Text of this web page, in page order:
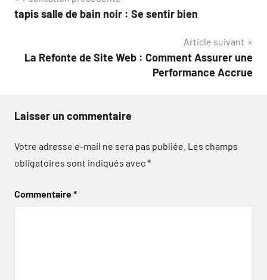
de
tapis salle de bain noir : Se sentir bien
Article suivant
La Refonte de Site Web : Comment Assurer une
Performance Accrue
Laisser un commentaire
Votre adresse e-mail ne sera pas publiée. Les champs
obligatoires sont indiqués avec*
Commentaire*